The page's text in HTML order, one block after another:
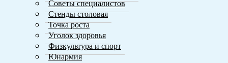
Советы специалистов
Стенды столовая
Точка роста
Уголок здоровья
Физкультура и спорт
Юнармия